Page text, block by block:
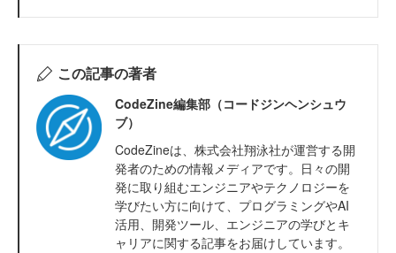
この記事の著者
CodeZine編集部（コードジンヘンシュウ
ブ）
CodeZineは、株式会社翔泳社が運営する開
発者のための情報メディアです。日々の開
発に取り組むエンジニアやテクノロジーを
学びたい方に向けて、プログラミングやAI
活用、開発ツール、エンジニアの学びとキ
ャリアに関する記事をお届けしています。